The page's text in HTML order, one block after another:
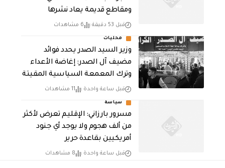
ومقاطع قديمة يعاد نشرها
قبل 53 دقيقة 6 مشاهدات
محليات
وزير السيد الصدر يحدد فوائد
مضيف آل الصدر: إغاضة الأعداء
وترك المعمعة السياسية المقيتة
قبل ساعة واحدة 11 مشاهدات
سياسة
مسرور بارزاني: الإقليم تعرض لأكثر
من ألف هجوم ولا يوجد أي جنود
أمريكيين بقاعدة حرير
قبل ساعة واحدة 8 مشاهدات